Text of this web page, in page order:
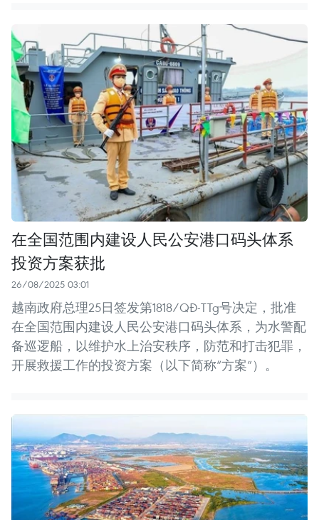
在全国范围内建设人民公安港口码头体系
投资方案获批
26/08/2025 03:01
越南政府总理25日签发第1818/QĐ-TTg号决定，批准
在全国范围内建设人民公安港口码头体系，为水警配
备巡逻船，以维护水上治安秩序，防范和打击犯罪，
开展救援工作的投资方案（以下简称“方案”）。